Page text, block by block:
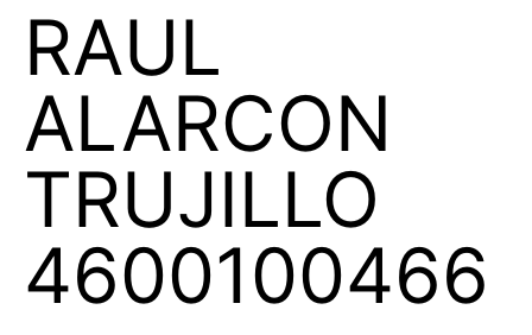
RAUL
ALARCON
TRUJILLO
4600100466